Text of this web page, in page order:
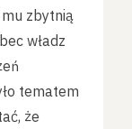
zbytnią
władz
tematem
że